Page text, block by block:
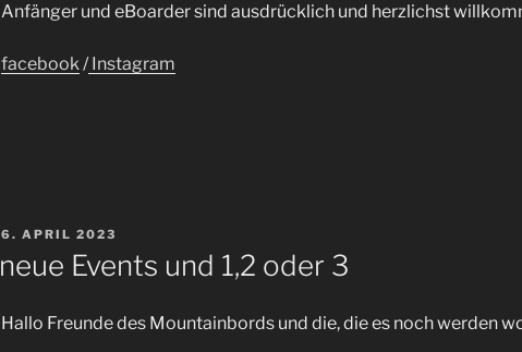
Anfänger und eBoarder sind ausdrücklich und herzlichst
facebook/Instagram
VERÖFFENTLICHT
6. APRIL 2023
neue Events und 1,2 oder 3
Hallo Freunde des Mountainbords und die, die es noch werden